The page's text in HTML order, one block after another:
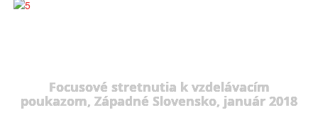
Focusové stretnutia k vzdelávacím
poukazom, Západné Slovensko, január 2018